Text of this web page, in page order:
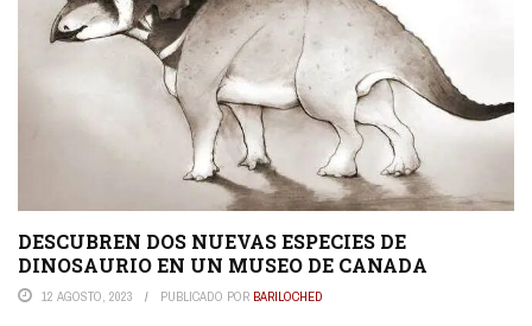
DESCUBREN DOS NUEVAS ESPECIES DE
DINOSAURIO EN UN MUSEO DE CANADA
12 AGOSTO, 2023 PUBLICADO POR BARILOCHED